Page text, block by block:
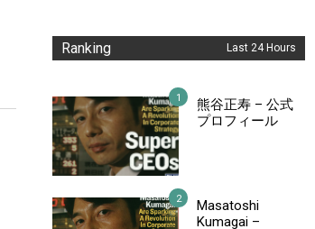
Ranking Last 24 Hours
熊谷正寿 – 公式
プロフィール
Masatoshi
Kumagai –